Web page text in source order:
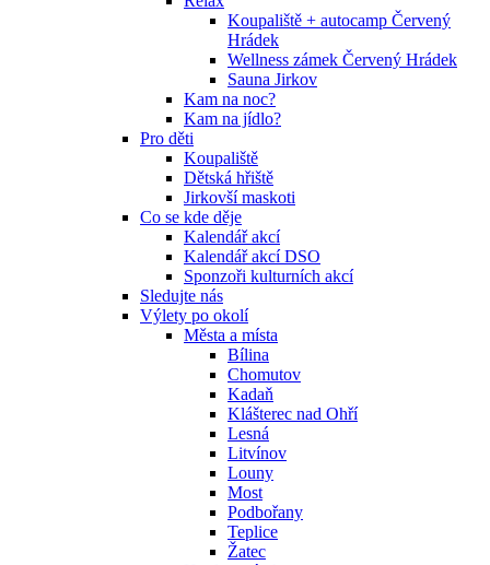
Koupaliště + autocamp Červený
Hrádek
Wellness zámek Červený Hrádek
Sauna Jirkov
Kam na noc?
Kam na jídlo?
Pro děti
Koupaliště
Dětská hřiště
Jirkovší maskoti
Co se kde děje
Kalendář akcí
Kalendář akcí DSO
Sponzoři kulturních akcí
Sledujte nás
Výlety po okolí
Města a místa
Bílina
Chomutov
Kadaň
Klášterec nad Ohří
Lesná
Litvínov
Louny
Most
Podbořany
Teplice
Žatec